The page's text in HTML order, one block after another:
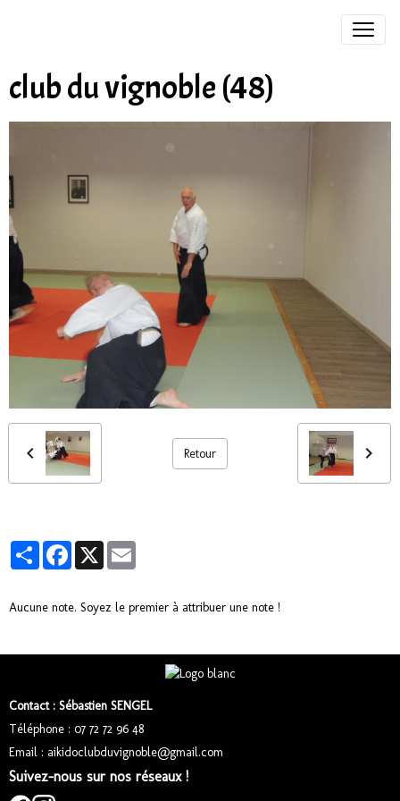
club du vignoble (48)
Retour
PartagerFacebook
X
Aucune note. Soyez le premier à attribuer une note !
Contact : Sébastien SENGEL
Téléphone : 07 72 72 96 48
Email : aikidoclubduvignoble@gmail.com
Suivez-nous sur nos réseaux !